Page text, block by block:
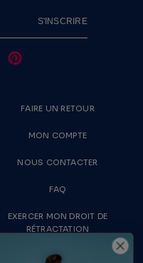
S'INSCRIRE
FAIRE UN RETOUR
MON COMPTE
NOUS CONTACTER
FAQ
EXERCER MON DROIT DE
RÉTRACTATION
RECRUTEMENT